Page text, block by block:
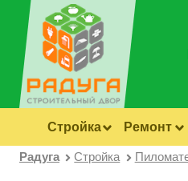
Стройка Ремонт
Радуга Стройка